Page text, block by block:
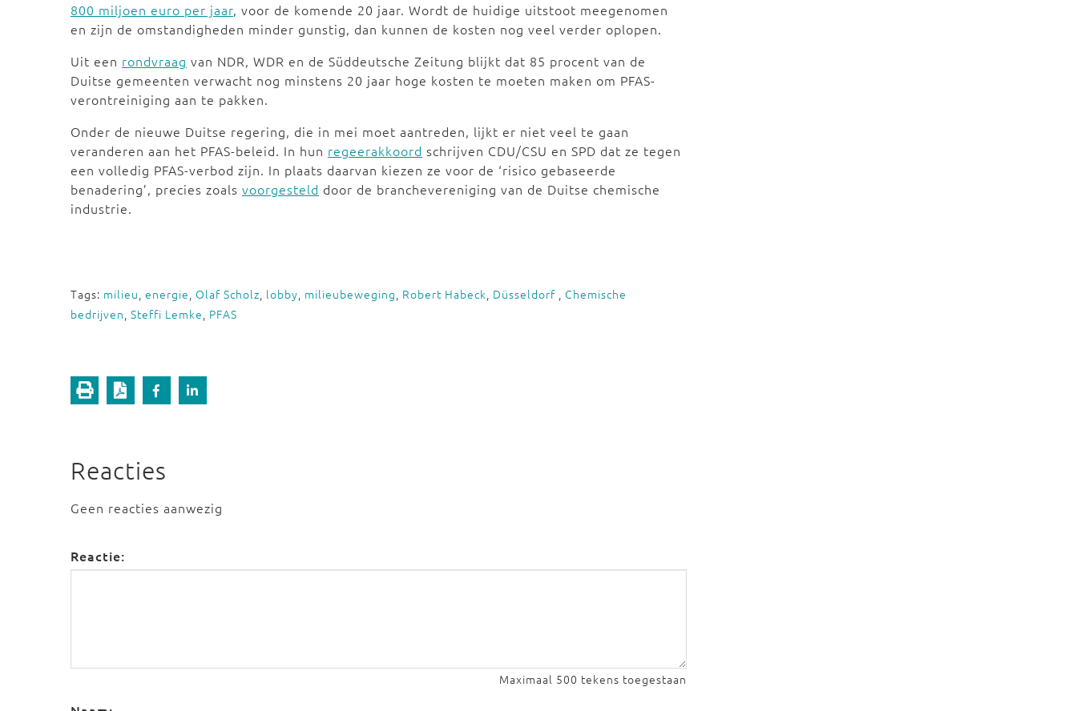
800 miljoen euro per jaar, voor de komende 20 jaar. Wordt de huidige uitstoot meegenomen
en zijn de omstandigheden minder gunstig, dan kunnen de kosten nog veel verder oplopen.
Uit een rondvraag van NDR, WDR en de Süddeutsche Zeitung blijkt dat 85 procent van de
Duitse gemeenten verwacht nog minstens 20 jaar hoge kosten te moeten maken om PFAS-
verontreiniging aan te pakken.
Onder de nieuwe Duitse regering, die in mei moet aantreden, lijkt er niet veel te gaan
veranderen aan het PFAS-beleid. In hun regeerakkoord schrijven CDU/CSU en SPD dat ze tegen
een volledig PFAS-verbod zijn. In plaats daarvan kiezen ze voor de ‘risico gebaseerde
benadering’, precies zoals voorgesteld door de branchevereniging van de Duitse chemische
industrie.
Tags: milieu, energie, Olaf Scholz, lobby, milieubeweging, Robert Habeck, Düsseldorf , Chemische
bedrijven, Steffi Lemke, PFAS
Reacties
Geen reacties aanwezig
Reactie:
Maximaal 500 tekens toegestaan